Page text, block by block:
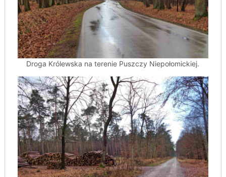
Droga Królewska na terenie Puszczy Niepołomickiej.